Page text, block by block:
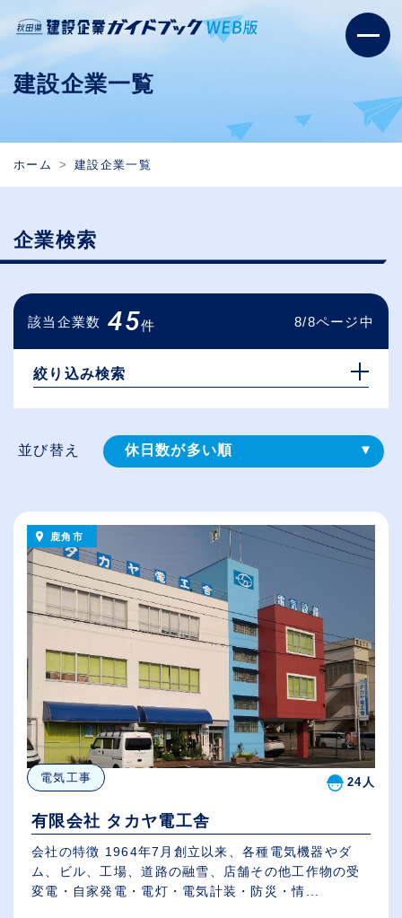
建設企業一覧
ホーム 建設企業一覧
企業検索
該当企業数 45件 8/8ページ中
絞り込み検索
並び替え 休日数が多い順
給与が高い順
（⾼卒の給与を基準）
従業員が多い順
鹿角市
電気工事 24人
有限会社 タカヤ電工舎
会社の特徴 1964年7月創立以来、各種電気機器やダ
ム、ビル、工場、道路の融雪、店舗その他工作物の受
変電・自家発電・電灯・電気計装・防災・情...